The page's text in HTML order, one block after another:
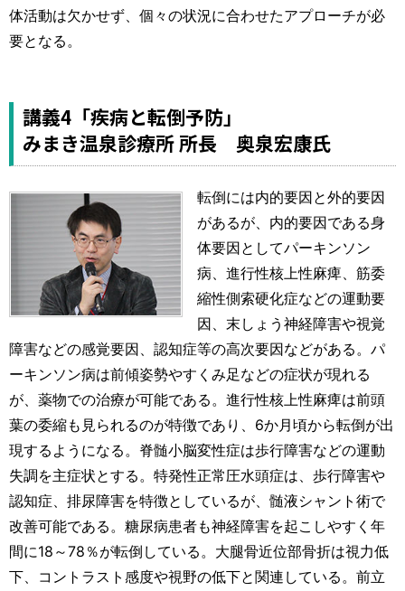
体活動は欠かせず、個々の状況に合わせたアプローチが必
要となる。
講義4「疾病と転倒予防」
みまき温泉診療所 所長 奥泉宏康氏
転倒には内的要因と外的要因
があるが、内的要因である身
体要因としてパーキンソン
病、進行性核上性麻痺、筋委
縮性側索硬化症などの運動要
因、末しょう神経障害や視覚
障害などの感覚要因、認知症等の高次要因などがある。パ
ーキンソン病は前傾姿勢やすくみ足などの症状が現れる
が、薬物での治療が可能である。進行性核上性麻痺は前頭
葉の委縮も見られるのが特徴であり、6か月頃から転倒が出
現するようになる。脊髄小脳変性症は歩行障害などの運動
失調を主症状とする。特発性正常圧水頭症は、歩行障害や
認知症、排尿障害を特徴としているが、髄液シャント術で
改善可能である。糖尿病患者も神経障害を起こしやすく年
間に18～78％が転倒している。大腿骨近位部骨折は視力低
下、コントラスト感度や視野の低下と関連している。前立